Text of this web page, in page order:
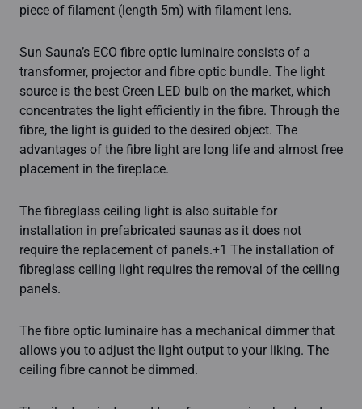
piece of filament (length 5m) with filament lens.
Sun Sauna’s ECO fibre optic luminaire consists of a
transformer, projector and fibre optic bundle. The light
source is the best Creen LED bulb on the market, which
concentrates the light efficiently in the fibre. Through the
fibre, the light is guided to the desired object. The
advantages of the fibre light are long life and almost free
placement in the fireplace.
The fibreglass ceiling light is also suitable for
installation in prefabricated saunas as it does not
require the replacement of panels.+1 The installation of
fibreglass ceiling light requires the removal of the ceiling
panels.
The fibre optic luminaire has a mechanical dimmer that
allows you to adjust the light output to your liking. The
ceiling fibre cannot be dimmed.